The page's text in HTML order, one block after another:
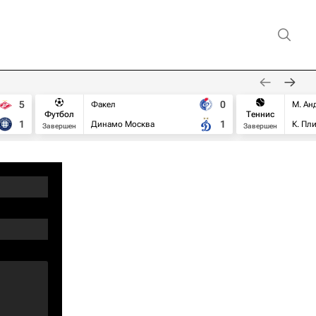
5
1
Футбол
Завершен
Факел
Динамо Москва
0
1
Теннис
Завершен
М.
К.